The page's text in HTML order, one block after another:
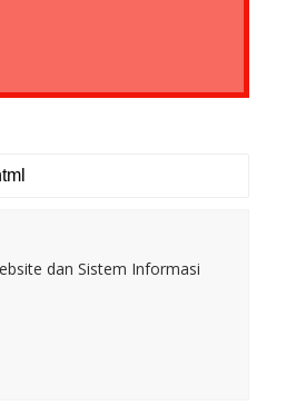
dan Sistem Informasi